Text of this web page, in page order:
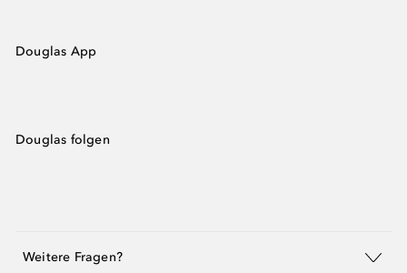
Douglas App
Douglas folgen
Weitere Fragen?